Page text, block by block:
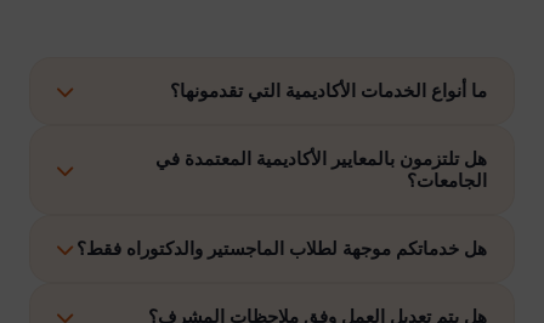
ما أنواع الخدمات الأكاديمية التي تقدمونها؟
نوفر حلولًا متكاملة تشمل إعداد الرسائل العلمية، الاستشارات
الأكاديمية، التحليل الإحصائي، إعداد خطة البحث، نشر الأبحاث،
هل تلتزمون بالمعايير الأكاديمية المعتمدة في
الجامعات؟
نعم، نلتزم بتنفيذ جميع الأعمال وفق ضوابط الدراسات العليا
هل خدماتكم موجهة لطلاب الماجستير والدكتوراه فقط؟
هل يتم تعديل العمل وفق ملاحظات المشرف؟